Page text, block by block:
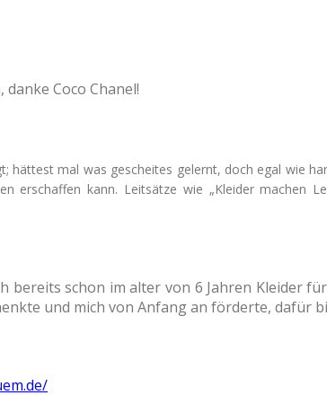
Coco Chanel!
hättest mal was gescheites gelernt, doch egal wie
erschaffen kann. Leitsätze wie „Kleider machen
bereits schon im alter von 6 Jahren Kleider
und mich von Anfang an förderte, dafür